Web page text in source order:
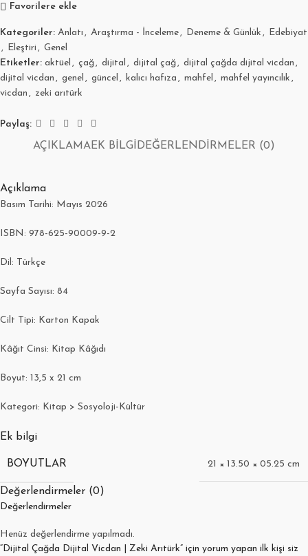
Favorilere ekle
Kategoriler: Anlatı , Araştırma - İnceleme, Deneme & Günlük , Edebiyat
, Eleştiri , Genel
Etiketler: aktüel , çağ, dijital , dijital çağ, dijital çağda dijital vicdan ,
dijital vicdan , genel , güncel , kalıcı hafıza , mahfel , mahfel yayıncılık ,
vicdan , zeki arıtürk
Paylaş:
AÇIKLAMAEK BILGI DEĞERLENDIRMELER (0)
Açıklama
Basım Tarihi: Mayıs 2026
ISBN: 978-625-90009-9-2
Dil: Türkçe
Sayfa Sayısı: 84
Cilt Tipi: Karton Kapak
Kâğıt Cinsi: Kitap Kâğıdı
Boyut: 13,5 x 21 cm
Kategori: Kitap > Sosyoloji-Kültür
Ek bilgi
BOYUTLAR 21 × 13.50 × 05.25 cm
Değerlendirmeler (0)
Değerlendirmeler
Henüz değerlendirme yapılmadı.
“Dijital Çağda Dijital Vicdan | Zeki Arıtürk” için yorum yapan ilk kişi siz